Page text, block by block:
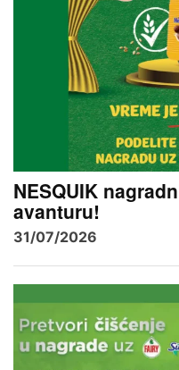
NESQUIK
avanturu!
31/07/2026